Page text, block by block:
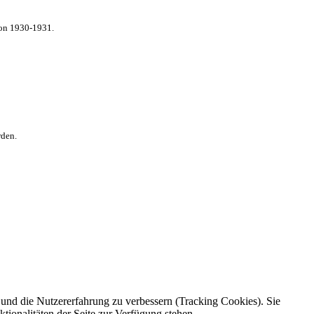
die Nutzererfahrung zu verbessern (Tracking Cookies). Sie
1930-1931.